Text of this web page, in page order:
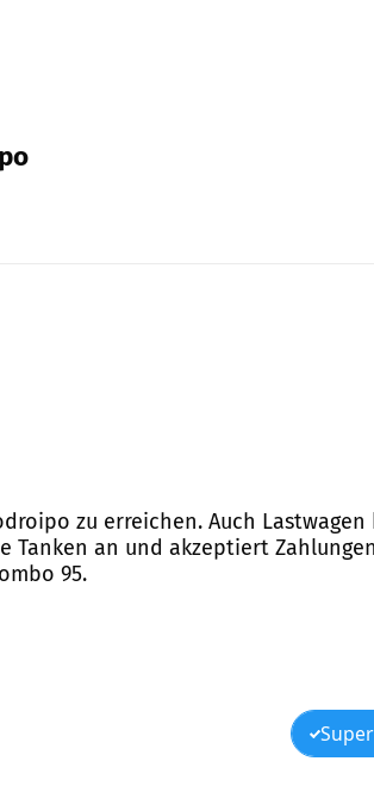
zu erreichen. Auch
Tanken an und akzeptiert
95.